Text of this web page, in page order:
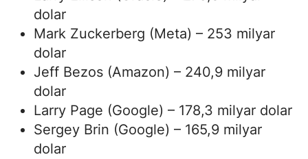
dolar
Mark Zuckerberg (Meta) – 253 milyar
dolar
Jeff Bezos (Amazon) – 240,9 milyar
dolar
Larry Page (Google) – 178,3 milyar dolar
Sergey Brin (Google) – 165,9 milyar
dolar